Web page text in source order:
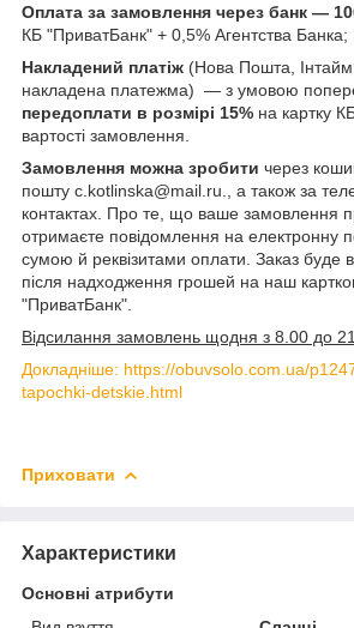
Оплата за замовлення через банк —
КБ "ПриватБанк" + 0,5% Агентства Банка;
Накладений платіж (Нова Пошта,
накладена платежма) — з умовою
передоплати в розмірі 15% на картку
вартості замовлення.
Замовлення можна зробити через
пошту c.kotlinska@mail.ru., а також за
контактах. Про те, що ваше замовлення
отримаєте повідомлення на електронну
сумою й реквізитами оплати. Заказ буде
після надходження грошей на наш
"ПриватБанк".
Відсилання замовлень щодня з 8.00 до
Докладніше: https://obuvsolo.com.ua/
tapochki-detskie.html
Приховати
Характеристики
Основні атрибути